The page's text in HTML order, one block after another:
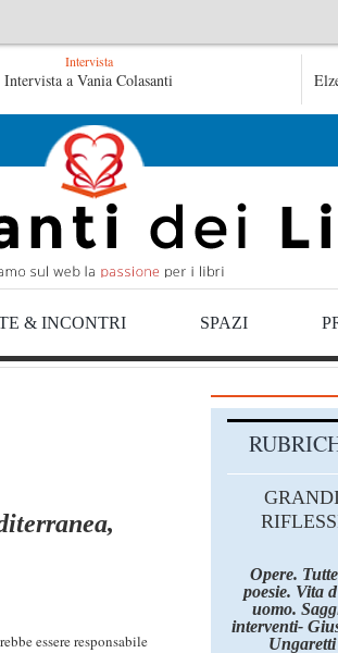
di Sybil – Virginia Evans
Intervista
Intervista a Vania Colasanti
& INCONTRI SPAZI
essere responsabile
Opere.
poesie. Vita
uomo.
interventi-
Ungaretti